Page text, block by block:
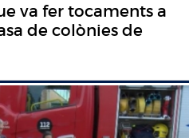
va fer tocaments a
de colònies de